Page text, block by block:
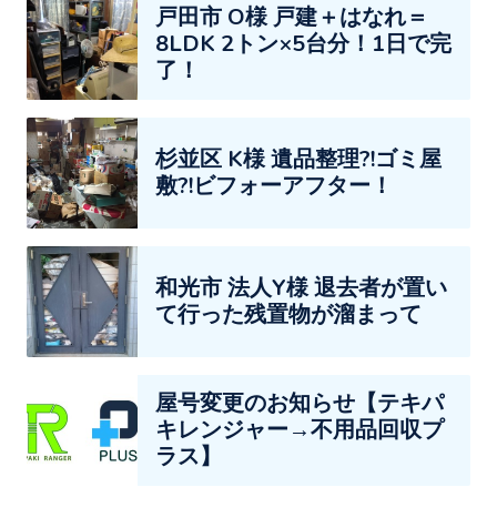
戸田市 O様 戸建＋はなれ＝
8LDK 2トン×5台分！1日で完
了！
杉並区 K様 遺品整理?!ゴミ屋
敷?!ビフォーアフター！
和光市 法人Y様 退去者が置い
て行った残置物が溜まって
屋号変更のお知らせ【テキパ
キレンジャー→不用品回収プ
ラス】